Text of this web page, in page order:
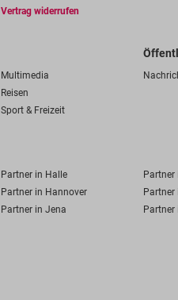
Vertrag widerrufen
Multimedia
Reisen
Sport & Freizeit
Partner in Halle
Partner
Partner in Hannover
Partner
Partner in Jena Partner